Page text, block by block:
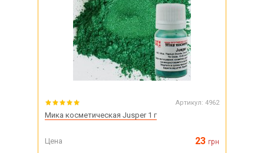
Артикул: 4962
Мика косметическая Jusper 1 г
Цена 23 грн